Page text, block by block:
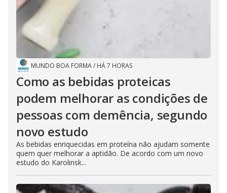
MUNDO BOA FORMA/ HÁ 7 HORAS
Como as bebidas proteicas
podem melhorar as condições de
pessoas com demência, segundo
novo estudo
As bebidas enriquecidas em proteína não ajudam somente
quem quer melhorar a aptidão. De acordo com um novo
estudo do Karolinsk...